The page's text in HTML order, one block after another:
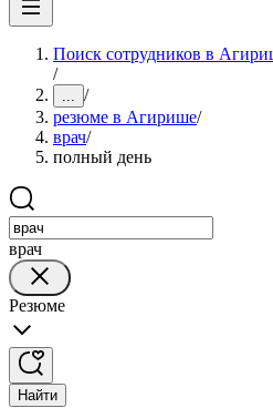
Поиск сотрудников в
/
... /
резюме в Агирише/
врач/
полный день
врач
Резюме
Найти